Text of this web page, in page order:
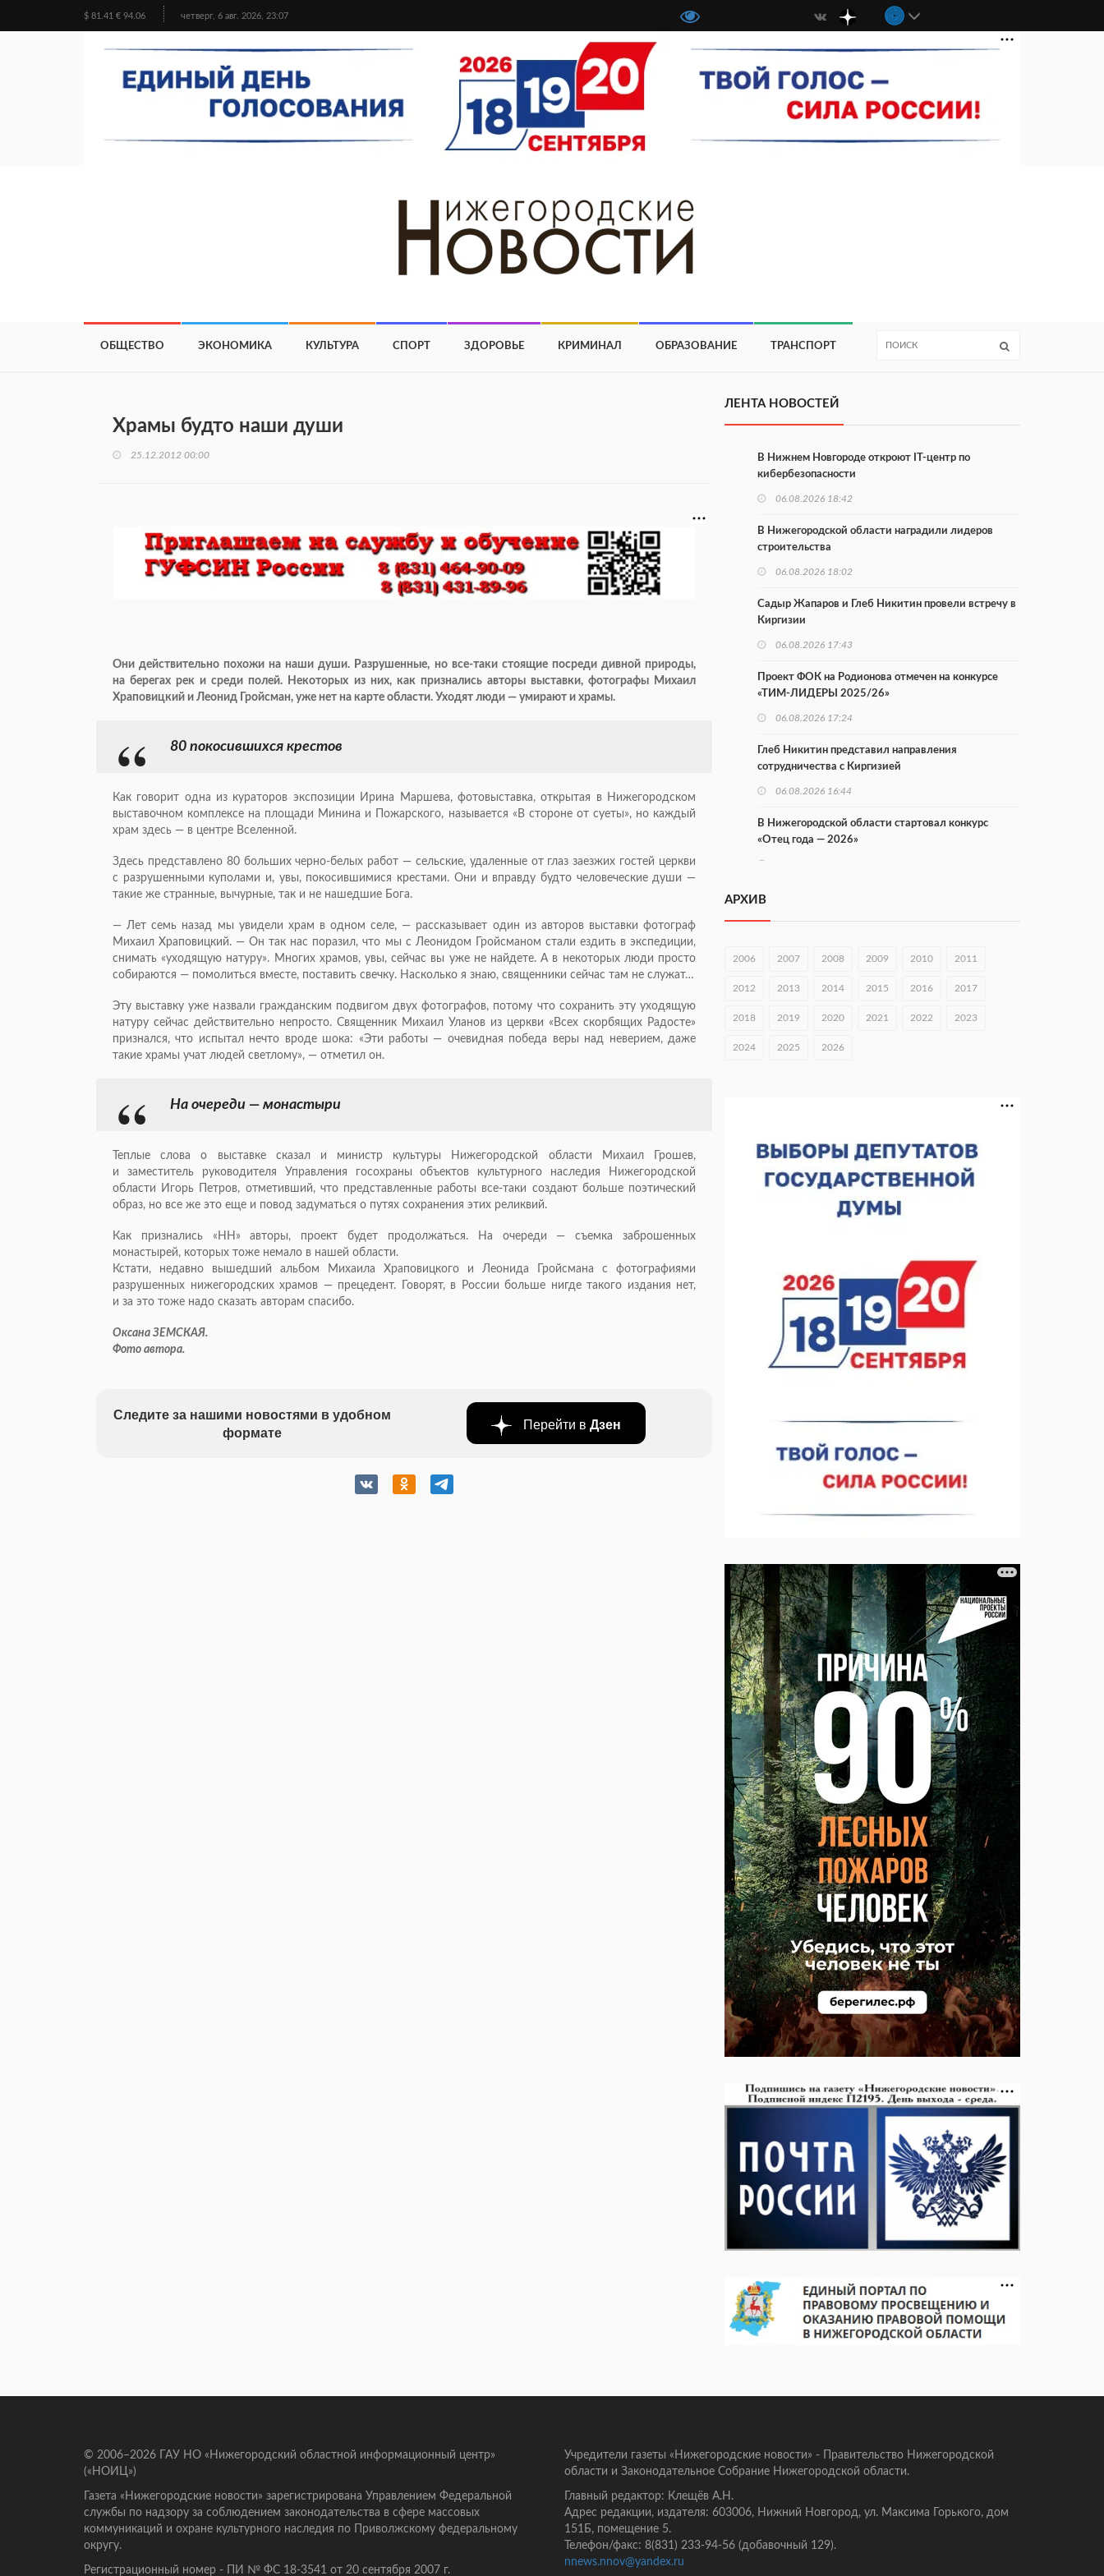
$ 81.41 € 94.06 четверг, 6 авг. 2026, 23:07
ОБЩЕСТВО ЭКОНОМИКА КУЛЬТУРА СПОРТ ЗДОРОВЬЕ КРИМИНАЛ ОБРАЗОВАНИЕ ТРАНСПОРТ
Храмы будто наши души
25.12.2012 00:00
Они действительно похожи на наши души. Разрушенные, но все-таки стоящие посреди дивной природы,
на берегах рек и среди полей. Некоторых из них, как признались авторы выставки, фотографы Михаил
Храповицкий и Леонид Гройсман, уже нет на карте области. Уходят люди — умирают и храмы.
80 покосившихся крестов
Как говорит одна из кураторов экспозиции Ирина Маршева, фотовыставка, открытая в Нижегородском
выставочном комплексе на площади Минина и Пожарского, называется «В стороне от суеты», но каждый
храм здесь — в центре Вселенной.
Здесь представлено 80 большихчерно-белых работ — сельские, удаленные от глаз заезжих гостей церкви
с разрушенными куполами и, увы, покосившимися крестами. Они и вправду будто человеческие души —
такие же странные, вычурные, так и не нашедшие Бога.
— Лет семь назад мы увидели храм в одном селе, — рассказывает один из авторов выставки фотограф
Михаил Храповицкий. — Он так нас поразил, что мы с Леонидом Гройсманом стали ездить в экспедиции,
снимать «уходящую натуру». Многих храмов, увы, сейчас вы уже не найдете. А в некоторых люди просто
собираются — помолиться вместе, поставить свечку. Насколько я знаю, священники сейчас там не служат…
Эту выставку уже назвали гражданским подвигом двух фотографов, потому что сохранить эту уходящую
натуру сейчас действительно непросто. Священник Михаил Уланов из церкви «Всех скорбящих Радосте»
признался, что испытал нечто вроде шока: «Эти работы — очевидная победа веры над неверием, даже
такие храмы учат людей светлому», — отметил он.
На очереди — монастыри
Теплые слова о выставке сказал и министр культуры Нижегородской области Михаил Грошев,
и заместитель руководителя Управления госохраны объектов культурного наследия Нижегородской
области Игорь Петров, отметивший, что представленные работы все-таки создают больше поэтический
образ, но все же это еще и повод задуматься о путях сохранения этих реликвий.
Как признались «НН» авторы, проект будет продолжаться. На очереди — съемка заброшенных
монастырей, которых тоже немало в нашей области.
Кстати, недавно вышедший альбом Михаила Храповицкого и Леонида Гройсмана с фотографиями
разрушенных нижегородских храмов — прецедент. Говорят, в России больше нигде такого издания нет,
и за это тоже надо сказать авторам спасибо.
Оксана ЗЕМСКАЯ.
Фото автора.
Следите за нашими новостями в удобном
формате
Перейти в Дзен
ЛЕНТА НОВОСТЕЙ
В Нижнем Новгороде откроют IT-центр по
кибербезопасности
06.08.2026 18:42
В Нижегородской области наградили лидеров
строительства
06.08.2026 18:02
Садыр Жапаров и Глеб Никитин провели встречу в
Киргизии
06.08.2026 17:43
Проект ФОК на Родионова отмечен на конкурсе
«ТИМ-ЛИДЕРЫ 2025/26»
06.08.2026 17:24
Глеб Никитин представил направления
сотрудничества с Киргизией
06.08.2026 16:44
В Нижегородской области стартовал конкурс
«Отец года — 2026»
Городец подписал соглашения с Кара-Кулем и
вырос в 1,9 раза
В Нижнем Новгороде открыли фестиваль «Семья
06.08.2026 15:26
Видели ночь, бежали всю ночь... На
Нижневолжской набережной прошел необычный
06.08.2026 15:05
Нижегородские хирурги выполнили трансоральную
операцию на щитовидной железе
06.08.2026 15:03
АРХИВ
2006 2007 2008 2009 2010 2011
2012 2013 2014 2015 2016 2017
2018 2019 2020 2021 2022 2023
2024 2025 2026
© 2006–2026 ГАУ НО «Нижегородский областной информационный центр»
(«НОИЦ»)
Газета «Нижегородские новости» зарегистрирована Управлением Федеральной
службы по надзору за соблюдением законодательства в сфере массовых
коммуникаций и охране культурного наследия по Приволжскому федеральному
округу.
Регистрационный номер - ПИ № ФС 18-3541 от 20 сентября 2007 г.
Учредители газеты «Нижегородские новости» - Правительство Нижегородской
области и Законодательное Собрание Нижегородской области.
Главный редактор: Клещёв А.Н.
Адрес редакции, издателя: 603006, Нижний Новгород, ул. Максима Горького, дом
151Б, помещение 5.
Телефон/факс: 8(831) 233-94-56 (добавочный 129).
nnews.nnov@yandex.ru